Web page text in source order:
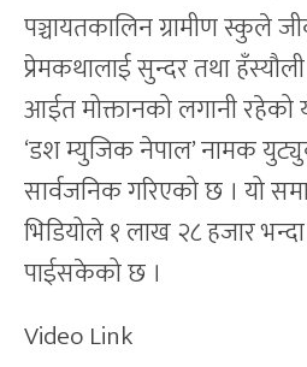
पञ्चायतकालिन ग्रामीण स्कुले
प्रेमकथालाई सुन्दर तथा
आईत मोक्तानको लगानी रहेको
‘डश म्युजिक नेपाल’ नामक
सार्वजनिक गरिएको छ । यो
भिडियोले १ लाख २८ हजार
पाईसकेको छ ।
Video Link